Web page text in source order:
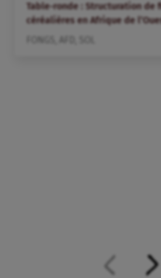
Table-ronde : Structuration de
céréalières en Afrique de